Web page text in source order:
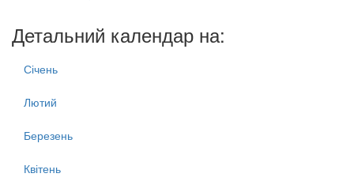
Детальний календар на:
Січень
Лютий
Березень
Квітень